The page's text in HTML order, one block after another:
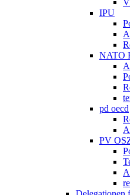
IPU
NATO
pd oecd
PV